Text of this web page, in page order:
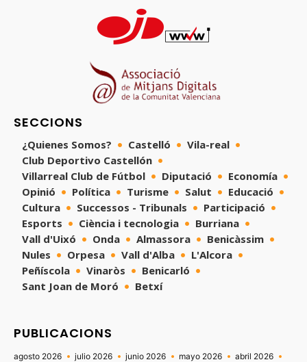
SECCIONS
¿Quienes Somos? Castelló
Vila-real
Club Deportivo Castellón
Villarreal Club de Fútbol
Diputació
Economía
Opinió
Política Turisme Salut
Educació
Cultura
Successos - Tribunals
Participació
Esports
Ciència i tecnologia
Burriana
Vall d'Uixó
Onda Almassora
Benicàssim
Nules
Orpesa Vall d'Alba
L'Alcora
Peñíscola
Vinaròs
Benicarló
Sant Joan de Moró
Betxí
PUBLICACIONS
agosto 2026 julio 2026 junio 2026 mayo 2026
abril 2026